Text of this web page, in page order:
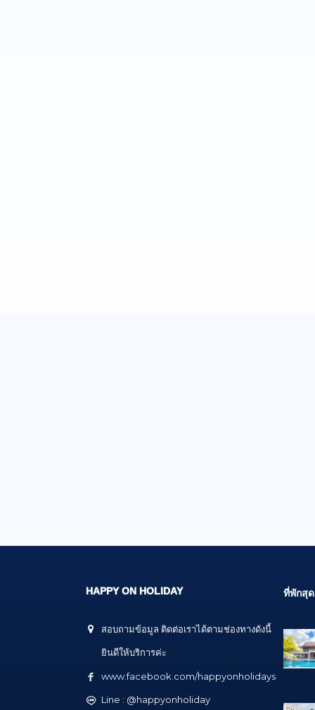
HAPPY ON HOLIDAY
สอบถามข้อมูล ติดต่อเราได้ตามช่องทางดังนี้
ยินดีให้บริการค่ะ
www.facebook.com/happyonholidays
Line : @happyonholiday
ที่พักสุด